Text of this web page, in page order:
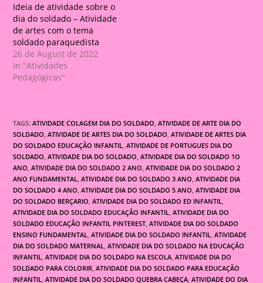
Ideia de atividade sobre o
dia do soldado – Atividade
de artes com o tema
soldado paraquedista
26 de August de 2022
In "Atividades
Pedagógicas"
TAGS:ATIVIDADE COLAGEM DIA DO SOLDADO ATIVIDADE DE ARTE DIA DO
SOLDADO ATIVIDADE DE ARTES DIA DO SOLDADO ATIVIDADE DE ARTES DIA
DO SOLDADO EDUCAÇÃO INFANTIL ATIVIDADE DE PORTUGUES DIA DO
SOLDADO ATIVIDADE DIA DO SOLDADO ATIVIDADE DIA DO SOLDADO 1O
ANO ATIVIDADE DIA DO SOLDADO 2 ANO ATIVIDADE DIA DO SOLDADO 2
ANO FUNDAMENTAL ATIVIDADE DIA DO SOLDADO 3 ANO ATIVIDADE DIA
DO SOLDADO 4 ANO ATIVIDADE DIA DO SOLDADO 5 ANO ATIVIDADE DIA
DO SOLDADO BERÇARIO ATIVIDADE DIA DO SOLDADO ED INFANTIL
ATIVIDADE DIA DO SOLDADO EDUCAÇÃO INFANTIL ATIVIDADE DIA DO
SOLDADO EDUCAÇÃO INFANTIL PINTEREST ATIVIDADE DIA DO SOLDADO
ENSINO FUNDAMENTAL ATIVIDADE DIA DO SOLDADO INFANTIL ATIVIDADE
DIA DO SOLDADO MATERNAL ATIVIDADE DIA DO SOLDADO NA EDUCAÇÃO
INFANTIL ATIVIDADE DIA DO SOLDADO NA ESCOLA ATIVIDADE DIA DO
SOLDADO PARA COLORIR ATIVIDADE DIA DO SOLDADO PARA EDUCAÇÃO
INFANTIL ATIVIDADE DIA DO SOLDADO QUEBRA CABEÇA ATIVIDADE DO DIA